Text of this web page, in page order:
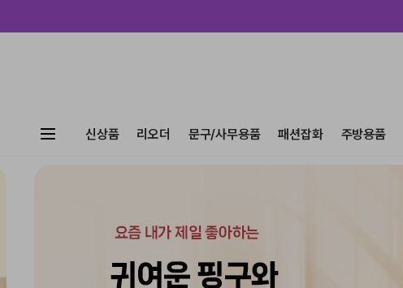
신상품 리오더 문구/사무용품 패션잡화 주방용품